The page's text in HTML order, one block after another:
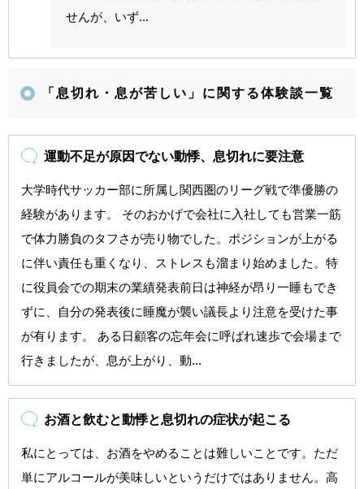
せんが、いず...
「息切れ・息が苦しい」に関する体験談一覧
運動不足が原因でない動悸、息切れに要注意
大学時代サッカー部に所属し関西圏のリーグ戦で準優勝の
経験があります。 そのおかげで会社に入社しても営業一筋
で体力勝負のタフさが売り物でした。ポジションが上がる
に伴い責任も重くなり、ストレスも溜まり始めました。特
に役員会での期末の業績発表前日は神経が昂り一睡もでき
ずに、自分の発表後に睡魔が襲い議長より注意を受けた事
が有ります。 ある日顧客の忘年会に呼ばれ速歩で会場まで
行きましたが、息が上がり、動...
お酒と飲むと動悸と息切れの症状が起こる
私にとっては、お酒をやめることは難しいことです。ただ
単にアルコールが美味しいというだけではありません。高